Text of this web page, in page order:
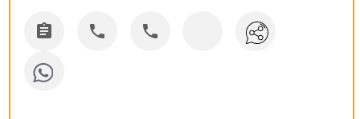
  